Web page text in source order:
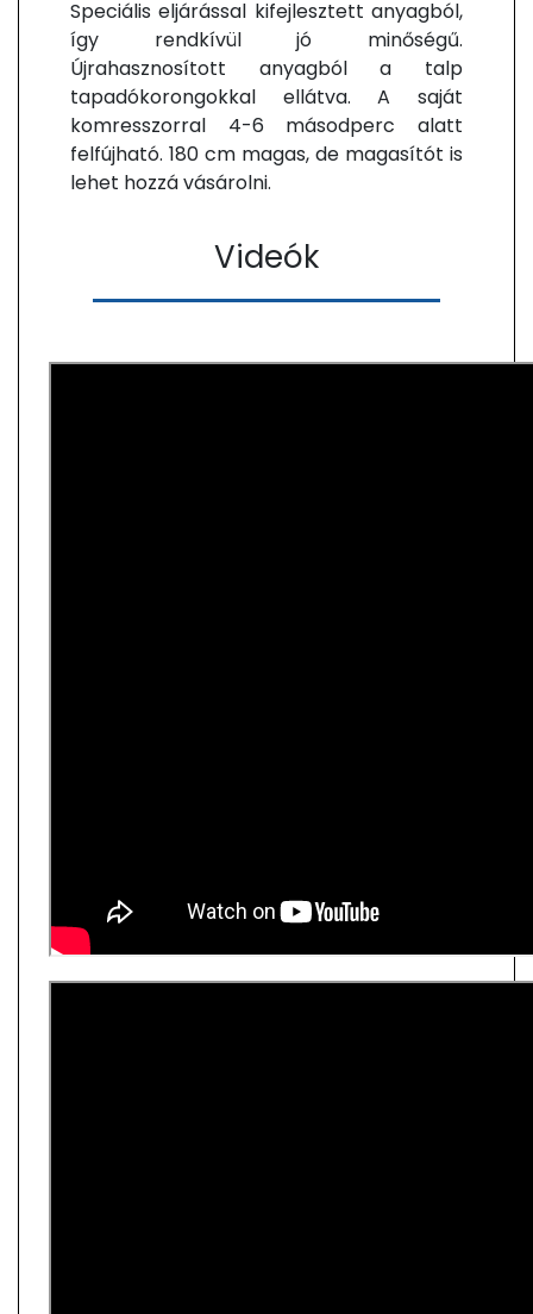
Speciális eljárással kifejlesztett anyagból,
így rendkívül jó minőségű.
Újrahasznosított anyagból a talp
tapadókorongokkal ellátva. A saját
komresszorral 4-6 másodperc alatt
felfújható. 180 cm magas, de magasítót is
lehet hozzá vásárolni.
Videók